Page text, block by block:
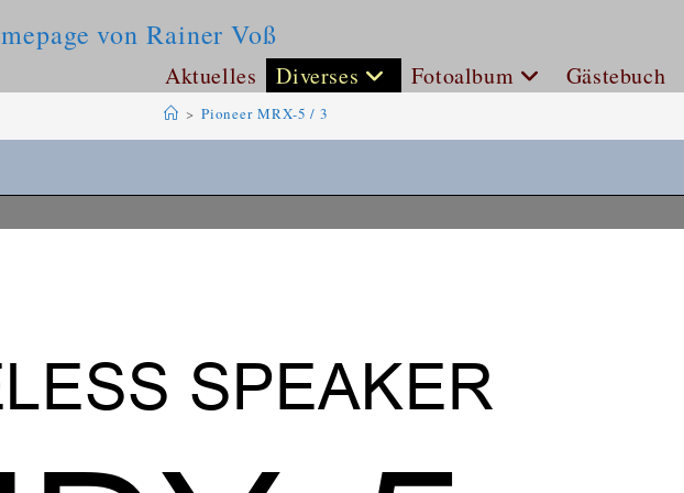
von Rainer Voß
Aktuelles Diverses Fotoalbum Gästebuch
> Pioneer MRX-5 / 3